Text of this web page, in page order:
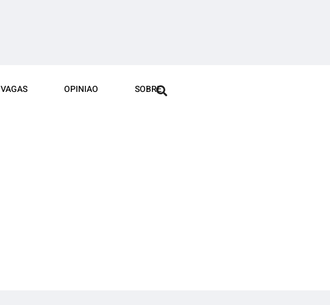
VAGAS OPINIAO SOBRE